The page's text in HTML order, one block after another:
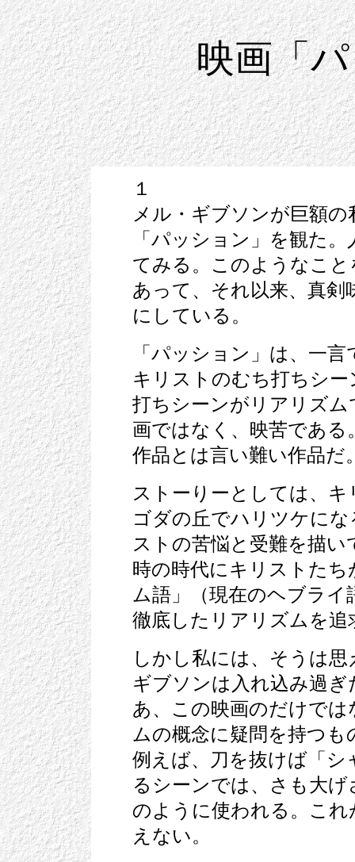
映画「
１
メル・ギブソンが巨額
「パッション」を観た
てみる。このようなこ
あって、それ以来、真
にしている。
「パッション」は、一
キリストのむち打ちシ
打ちシーンがリアリズ
画ではなく、映苦であ
作品とは言い難い作品だ
ストーりーとしては、
ゴダの丘でハリツケに
ストの苦悩と受難を描
時の時代にキリストた
ム語」（現在のヘブラ
徹底したリアリズムを
しかし私には、そうは
ギブソンは入れ込み過
あ、この映画のだけで
ムの概念に疑問を持つ
例えば、刀を抜けば「
るシーンでは、さも大
のように使われる。こ
えない。